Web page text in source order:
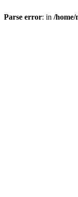
Parse error: in /home/